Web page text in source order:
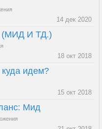
14 дек 2020
И ТД.)
18 окт 2018
идем?
15 окт 2018
Мид